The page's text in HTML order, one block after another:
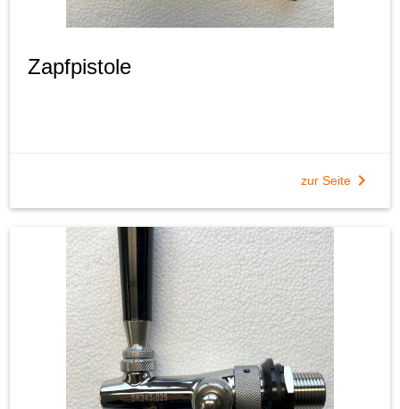
Zapfpistole
zur Seitechevron_right